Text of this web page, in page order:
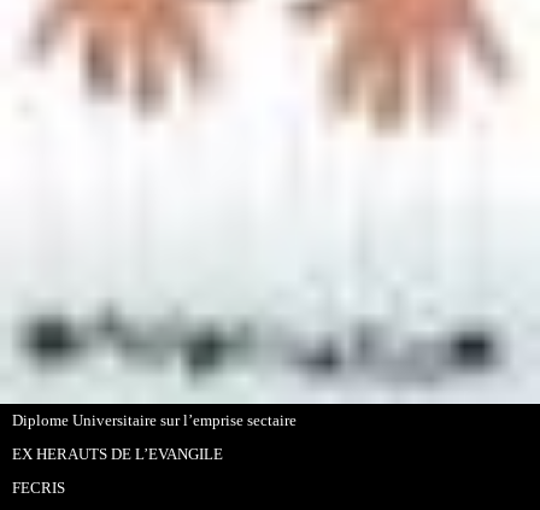
Diplome Universitaire sur l’emprise sectaire
EX HERAUTS DE L’EVANGILE
FECRIS